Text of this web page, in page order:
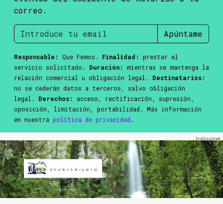
correo.
Apúntame
Responsable: Que Femos. Finalidad:
prestar el
servicio solicitado. Duración:
mientras se mantenga la
relación comercial u obligación legal. Destinatarios:
no se cederán datos a terceros, salvo obligación
legal. Derechos:
acceso, rectificación, supresión,
oposición, limitación, portabilidad. Más información
en nuestra política de privacidad .